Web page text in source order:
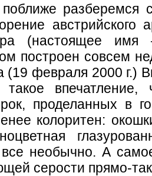
разберемся
австрийского
(настоящее
построен совсем
(19 февраля 2000 г.)
впечатление,
проделанных в
колоритен:
необычно. А
серости прямо-